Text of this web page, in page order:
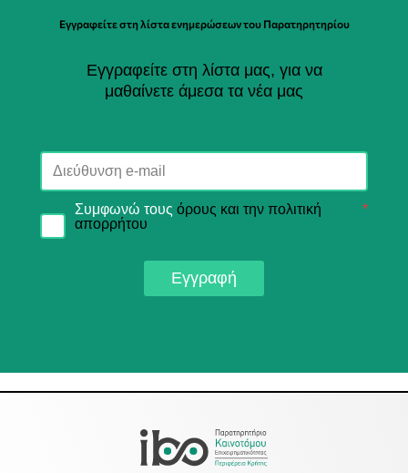
Εγγραφείτε στη λίστα ενημερώσεων του Παρατηρητηρίου
Εγγραφείτε στη λίστα μας, για να
μαθαίνετε άμεσα τα νέα μας
Συμφωνώ τους όρους και την πολιτική
απορρήτου
*
Εγγραφή